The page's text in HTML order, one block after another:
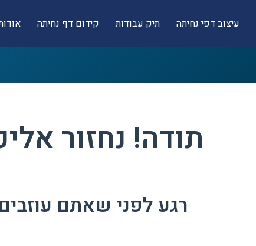
עיצוב דפי נחיתה תיק עבודות קידום דף נחיתה
תודה! נחזור
רגע לפני שאתם